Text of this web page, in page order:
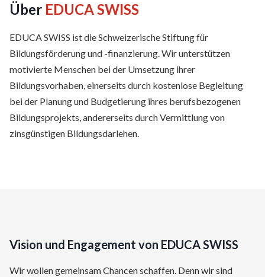
Über EDUCA SWISS
EDUCA SWISS ist die Schweizerische Stiftung für
Bildungsförderung und -finanzierung. Wir unterstützen
motivierte Menschen bei der Umsetzung ihrer
Bildungsvorhaben, einerseits durch kostenlose Begleitung
bei der Planung und Budgetierung ihres berufsbezogenen
Bildungsprojekts, andererseits durch Vermittlung von
zinsgünstigen Bildungsdarlehen.
Vision und Engagement von EDUCA SWISS
Wir wollen gemeinsam Chancen schaffen. Denn wir sind